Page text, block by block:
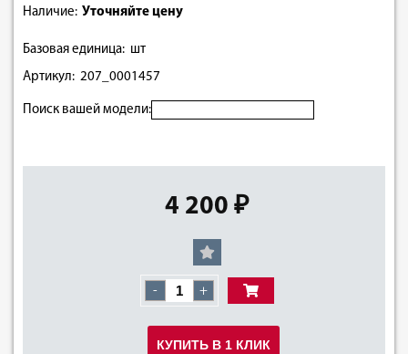
Наличие: Уточняйте цену
Базовая единица: шт
Артикул: 207_0001457
Поиск вашей модели:
4 200 ₽
- +
КУПИТЬ В 1 КЛИК